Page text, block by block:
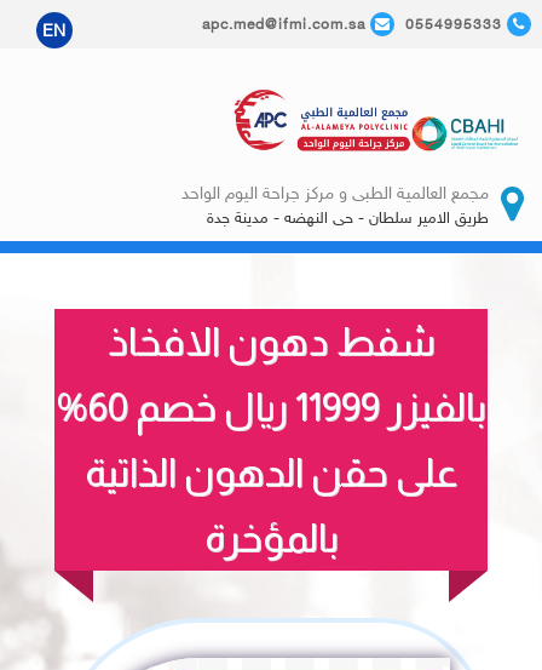
apc.med@ifmi.com.sa 0554995333
EN
مجمع العالمية الطبى و مركز جراحة اليوم الواحد
طريق الامير سلطان - حى النهضه - مدينة جدة
شفط دهون الافخاذ
بالفيزر 11999 ريال خصم 60%
على حقن الدهون الذاتية
بالمؤخرة